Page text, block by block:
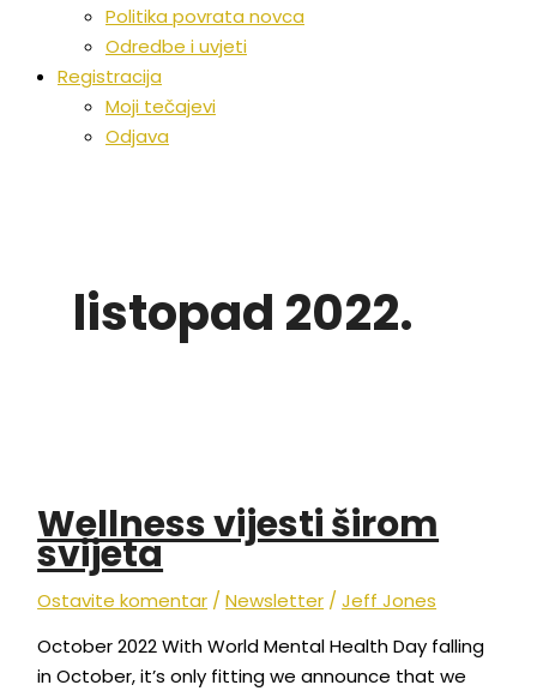
Politika povrata novca
Odredbe i uvjeti
Registracija
Moji tečajevi
Odjava
listopad 2022.
Wellness vijesti širom
svijeta
Ostavite komentar /Newsletter /Jeff Jones
October 2022 With World Mental Health Day falling
in October, it’s only fitting we announce that we